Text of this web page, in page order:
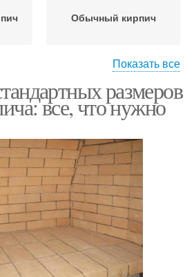
Обычный кирпич
Требования к кирпичу
Показать все
размеров
все, что нужно